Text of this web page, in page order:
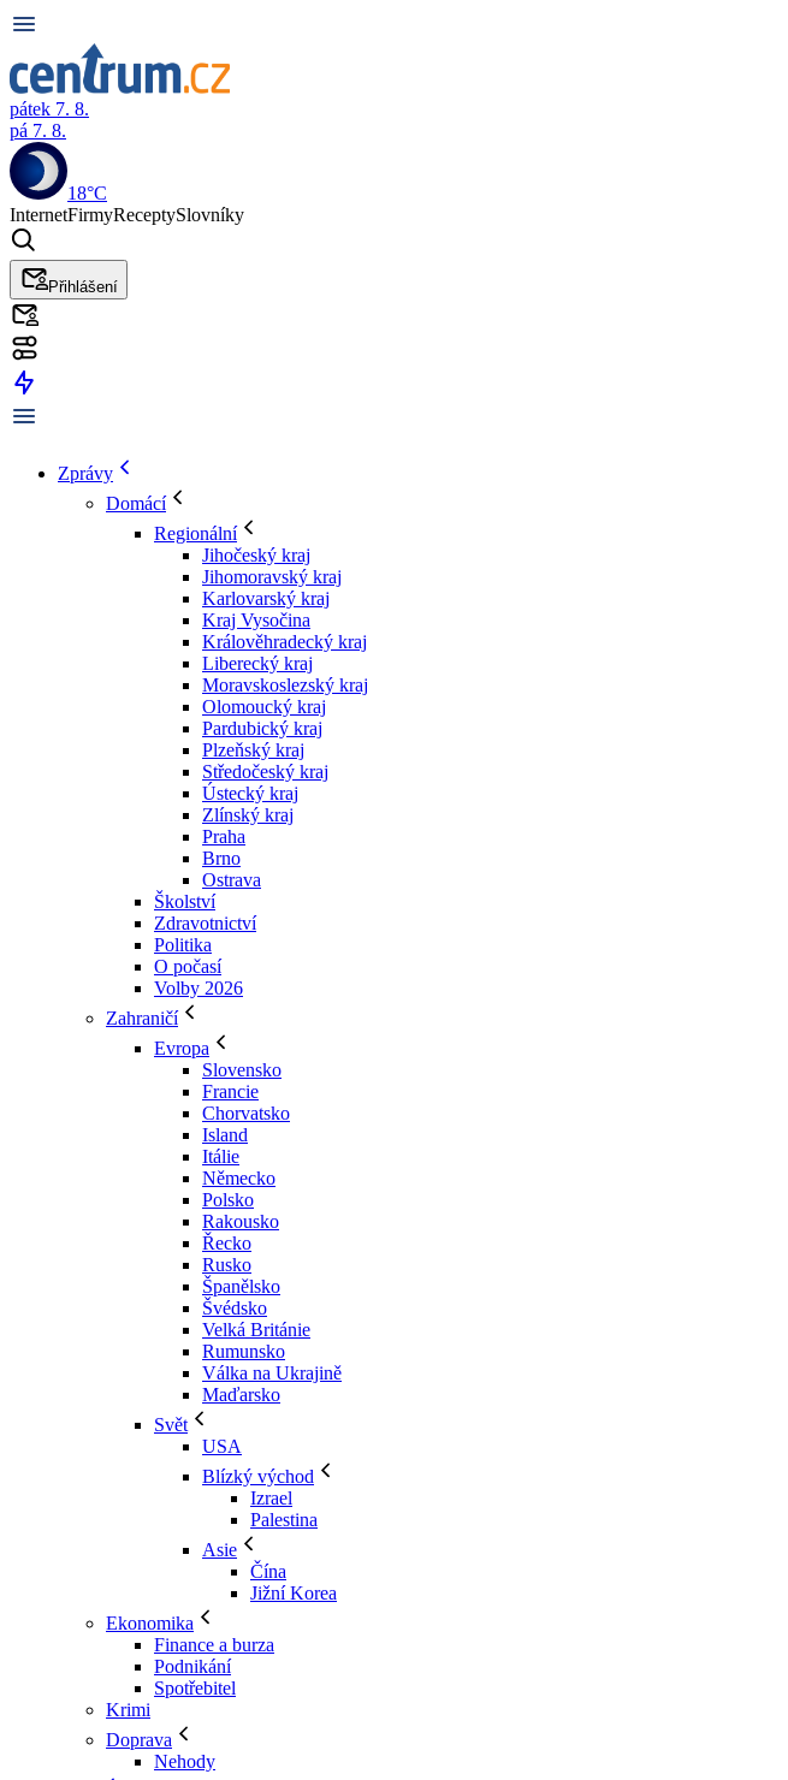
pátek 7. 8.
pá 7. 8.
18°C
InternetFirmyReceptySlovníky
Přihlášení
Zprávy
Domácí
Regionální
Jihočeský kraj
Jihomoravský kraj
Karlovarský kraj
Kraj Vysočina
Králověhradecký kraj
Liberecký kraj
Moravskoslezský kraj
Olomoucký kraj
Pardubický kraj
Plzeňský kraj
Středočeský kraj
Ústecký kraj
Zlínský kraj
Praha
Brno
Ostrava
Školství
Zdravotnictví
Politika
O počasí
Volby 2026
Zahraničí
Evropa
Slovensko
Francie
Chorvatsko
Island
Itálie
Německo
Polsko
Rakousko
Řecko
Rusko
Španělsko
Švédsko
Velká Británie
Rumunsko
Válka na Ukrajině
Maďarsko
Svět
USA
Blízký východ
Izrael
Palestina
Asie
Čína
Jižní Korea
Ekonomika
Finance a burza
Podnikání
Spotřebitel
Krimi
Doprava
Nehody